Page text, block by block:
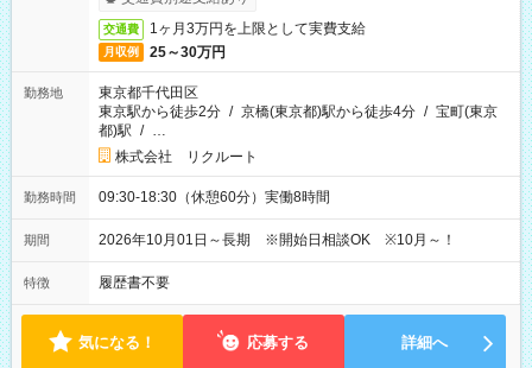
交通費 1ヶ月3万円を上限として実費支給
月収例 25～30万円
勤務地
東京都千代田区
東京駅から徒歩2分 / 京橋(東京都)駅から徒歩4分 / 宝町(東京
都)駅 / …
株式会社 リクルート
勤務時間 09:30-18:30（休憩60分）実働8時間
期間 2026年10月01日～長期 ※開始日相談OK ※10月～！
特徴 履歴書不要
気になる！ 応募する 詳細へ